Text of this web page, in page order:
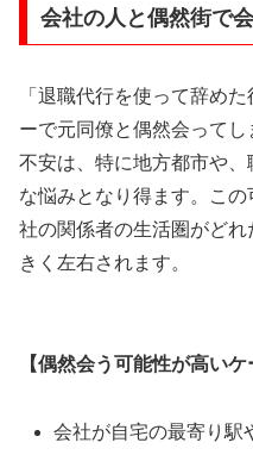
会社の人と偶然街で
「退職代行を使って辞め
ーで元同僚と偶然会って
不安は、特に地方都市や
な悩みとなり得ます。こ
社の関係者の生活圏がど
きく左右されます。
【偶然会う可能性が高いケ
会社が自宅の最寄り駅